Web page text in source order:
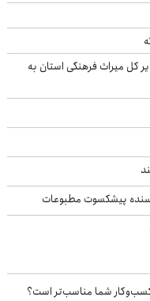
کل میراث فرهنگی استان به
پیشکسوت مطبوعات
کسب‌وکار شما مناسب‌تر است؟